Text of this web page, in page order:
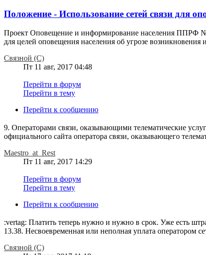
Положение - Использование сетей связи для
Проект Оповещение и информирование населения ППРФ №
для целей оповещения населения об угрозе
Связной (С)
Пт 11 авг, 2017 04:48
Перейти в форум
Перейти в тему
Перейти к сообщению
9. Операторами связи, оказывающими телематические
официального сайта оператора связи, оказывающего
Maestro_at_Rest
Пт 11 авг, 2017 14:29
Перейти в форум
Перейти в тему
Перейти к сообщению
:vertag: Платить теперь нужно и нужно в срок. Уже есть
13.38. Несвоевременная или неполная уплата оператором
Связной (С)